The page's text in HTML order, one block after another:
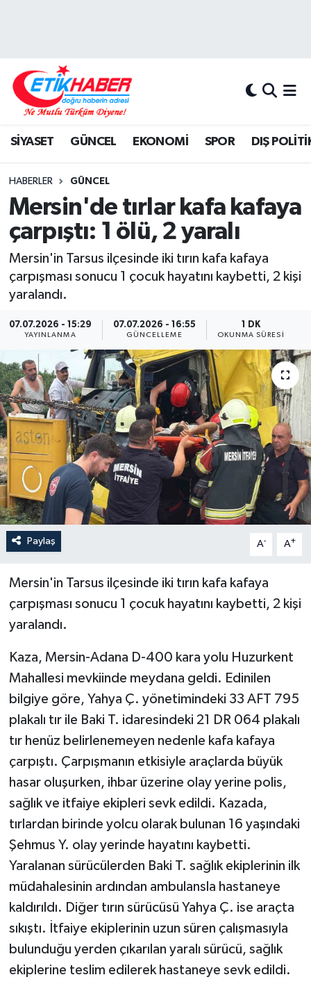
SİYASET GÜNCEL EKONOMİ SPOR DIŞ
HABERLER GÜNCEL
Mersin'de tırlar kafa kafaya
çarpıştı: 1 ölü, 2 yaralı
Mersin'in Tarsus ilçesinde iki tırın kafa kafaya
çarpışması sonucu 1 çocuk hayatını kaybetti, 2 kişi
yaralandı.
07.07.2026 - 15:29
YAYINLANMA
07.07.2026 - 16:55
GÜNCELLEME
1 DK
OKUNMA SÜRESI
Paylaş A- A+
Mersin'in Tarsus ilçesinde iki tırın kafa kafaya
çarpışması sonucu 1 çocuk hayatını kaybetti, 2 kişi
yaralandı.
Kaza, Mersin-Adana D-400 kara yolu Huzurkent
Mahallesi mevkiinde meydana geldi. Edinilen
bilgiye göre, Yahya Ç. yönetimindeki 33 AFT 795
plakalı tır ile Baki T. idaresindeki 21 DR 064 plakalı
tır henüz belirlenemeyen nedenle kafa kafaya
çarpıştı. Çarpışmanın etkisiyle araçlarda büyük
hasar oluşurken, ihbar üzerine olay yerine polis,
sağlık ve itfaiye ekipleri sevk edildi. Kazada,
tırlardan birinde yolcu olarak bulunan 16 yaşındaki
Şehmus Y. olay yerinde hayatını kaybetti.
Yaralanan sürücülerden Baki T. sağlık ekiplerinin ilk
müdahalesinin ardından ambulansla hastaneye
kaldırıldı. Diğer tırın sürücüsü Yahya Ç. ise araçta
sıkıştı. İtfaiye ekiplerinin uzun süren çalışmasıyla
bulunduğu yerden çıkarılan yaralı sürücü, sağlık
ekiplerine teslim edilerek hastaneye sevk edildi.
DIŞ POLİTİKA
EKONOMİ
KÖŞE YAZILARI
KÜLTÜR-SANAT-MAGAZİN
MEDYA
ÖZEL HABER
RÖPORTAJLAR
SAĞLIK
SİYASET
GÜNCEL
SPOR
YAŞAM
Yerel
Hava Durumu
Süper Lig Puan Durumu ve Fikstür
Tüm Manşetler
Son Dakika Haberleri
Haber Arşivi